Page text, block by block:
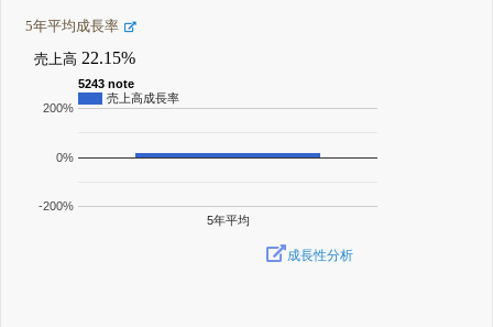
5年平均成長率
売上高 22.15%
5243 note
売上高成長率
5年平均
-200%
0%
200%
成長性分析